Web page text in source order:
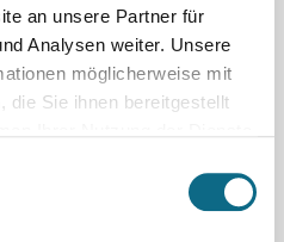
an unsere Partner für
Analysen weiter. Unsere
möglicherweise mit
die Sie ihnen bereitgestellt
Fachstelle (HPF)
Störung der intellektuellen
1. November 2026 oder nach
Ambulante Tätigkeit im...
mit Option Chefarzt /